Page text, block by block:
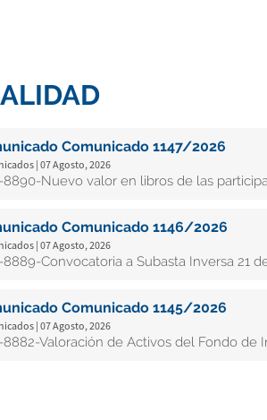
Comunicado 1147/2026
| 07 Agosto, 2026
8890-Nuevo valor en libros de las
Comunicado 1146/2026
| 07 Agosto, 2026
8889-Convocatoria a Subasta Inversa 21
Comunicado 1145/2026
| 07 Agosto, 2026
8882-Valoración de Activos del Fondo de